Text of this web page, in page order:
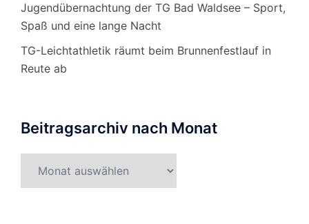
Jugendübernachtung der TG Bad Waldsee – Sport,
Spaß und eine lange Nacht
TG-Leichtathletik räumt beim Brunnenfestlauf in
Reute ab
Beitragsarchiv nach Monat